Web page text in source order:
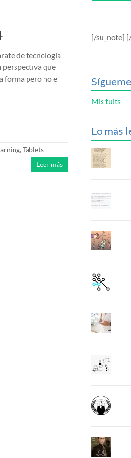
de tecnología
perspectiva que
forma pero no el
, Tablets
Leer más
[/su_note]
Mis tuits
Lo más